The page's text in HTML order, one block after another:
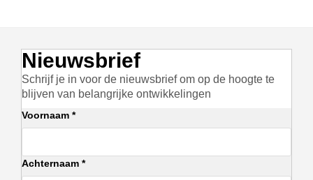
Nieuwsbrief
Schrijf je in voor de nieuwsbrief om op de hoogte te
blijven van belangrijke ontwikkelingen
Voornaam *
Achternaam *